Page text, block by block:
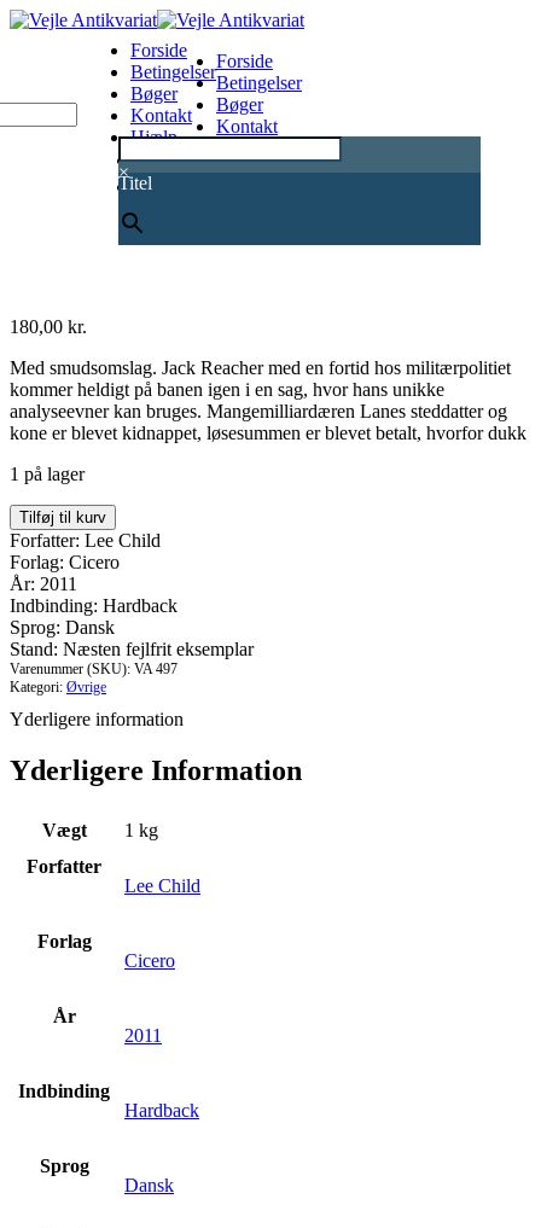
×
Titel
Forside
Betingelser
Bøger
Kontakt
Hjælp
0
Forside
Betingelser
Bøger
Kontakt
180,00 kr.
Med smudsomslag. Jack Reacher med en fortid hos militærpolitiet
kommer heldigt på banen igen i en sag, hvor hans unikke
analyseevner kan bruges. Mangemilliardæren Lanes steddatter og
kone er blevet kidnappet, løsesummen er blevet betalt, hvorfor dukk
1 på lager
Koldt
og
kontant
antal
Tilføj til kurv
Forfatter: Lee Child
Forlag: Cicero
År: 2011
Indbinding: Hardback
Sprog: Dansk
Stand: Næsten fejlfrit eksemplar
Varenummer (SKU): VA 497
Kategori: Øvrige
Yderligere information
Yderligere Information
Vægt
1 kg
Forfatter
Lee Child
Forlag
Cicero
År
2011
Indbinding
Hardback
Sprog
Dansk